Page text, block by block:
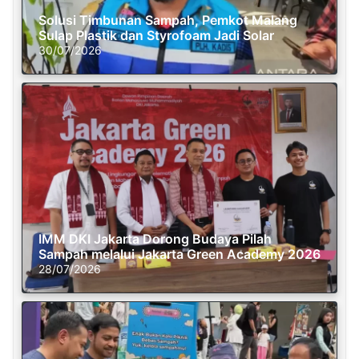
Solusi Timbunan Sampah, Pemkot Malang
Sulap Plastik dan Styrofoam Jadi Solar
30/07/2026
IMM DKI Jakarta Dorong Budaya Pilah
Sampah melalui Jakarta Green Academy 2026
28/07/2026